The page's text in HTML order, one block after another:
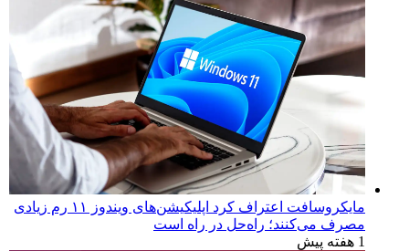
مایکروسافت اعتراف کرد اپلیکیشن‌های ویندوز ۱۱ رم زیادی
مصرف می‌کنند؛ راه‌حل در راه است
1 هفته پیش